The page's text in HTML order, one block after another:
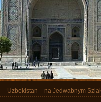
Uzbekistan – na Jedwabnym